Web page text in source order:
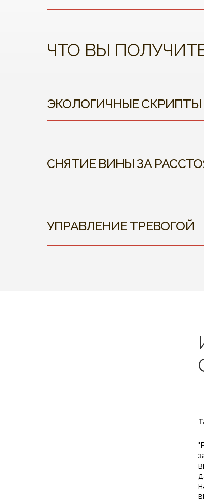
ЭКОЛОГИЧНЫЕ
СНЯТИЕ ВИНЫ ЗА
УПРАВЛЕНИЕ ТРЕВОГОЙ
ЧТО ВЫ